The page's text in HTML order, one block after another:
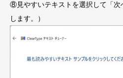
⑧見やすいテキストを選択して「次
します。）